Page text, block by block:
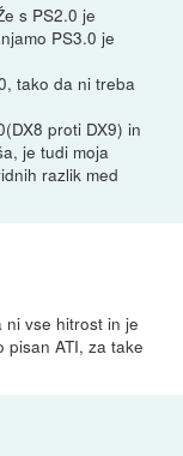
s PS2.0 je
PS3.0 je
tako da ni treba
proti DX9) in
je tudi moja
razlik med
ni vse hitrost in je
ATI, za take